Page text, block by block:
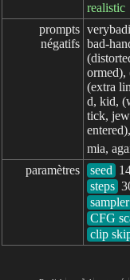
realistic
prompts
négatifs bad-
ormed),
(extra
d, kid,
tick,
mia,
paramètres
seed
steps
sampler
CFG
clip